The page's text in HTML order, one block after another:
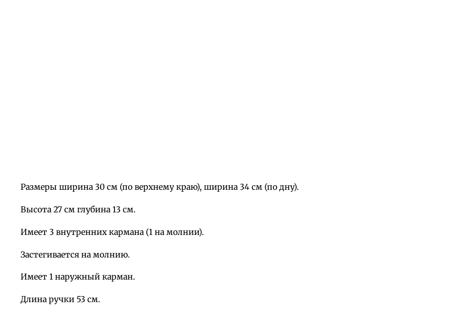
Размеры ширина 30 см (по верхнему краю), ширина 34 см (по дну).
Высота 27 см глубина 13 см.
Имеет 3 внутренних кармана (1 на молнии).
Застегивается на молнию.
Имеет 1 наружный карман.
Длина ручки 53 см.